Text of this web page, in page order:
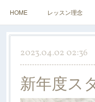
HOME レッスン理念
レッスンについて アク
2023.04.02 02:36
新年度ス